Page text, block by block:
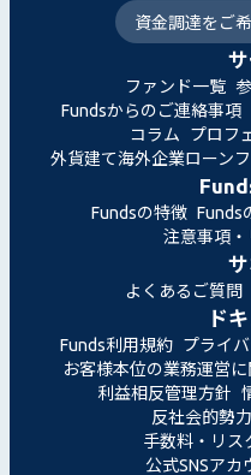
資金調達をご
ファンド一覧
Fundsからのご連絡事項
コラム
プロフ
外貨建て海外企業ローン
Fundsの特徴 Funds
注意事項・
よくあるご質問
ド
Funds利用規約 プライ
お客様本位の業務運営
利益相反管理方針
反社会的勢
手数料・リス
公式SNSアカ